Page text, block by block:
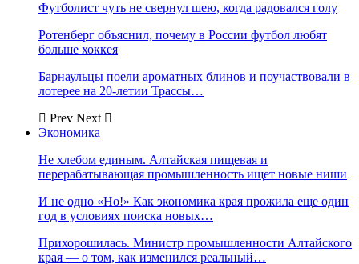
Футболист чуть не свернул шею, когда радовался голу
Ротенберг объяснил, почему в России футбол любят
больше хоккея
Барнаульцы поели ароматных блинов и поучаствовали в
лотерее на 20-летии Трассы…
Prev Next
Экономика
Не хлебом единым. Алтайская пищевая и
перерабатывающая промышленность ищет новые ниши
И не одно «Но!» Как экономика края прожила еще один
год в условиях поиска новых…
Прихорошилась. Министр промышленности Алтайского
края — о том, как изменился реальный…